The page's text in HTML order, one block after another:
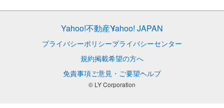
Yahoo!不動産Yahoo! JAPAN
プライバシーポリシープライバシーセンター
規約掲載希望の方へ
免責事項ご意見・ご要望ヘルプ
© LY Corporation